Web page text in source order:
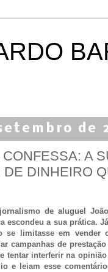
de
A
DINHEIRO
de aluguel
escondeu a sua prática.
se limitasse em
campanhas de
tentar interferir na
e leiam esse